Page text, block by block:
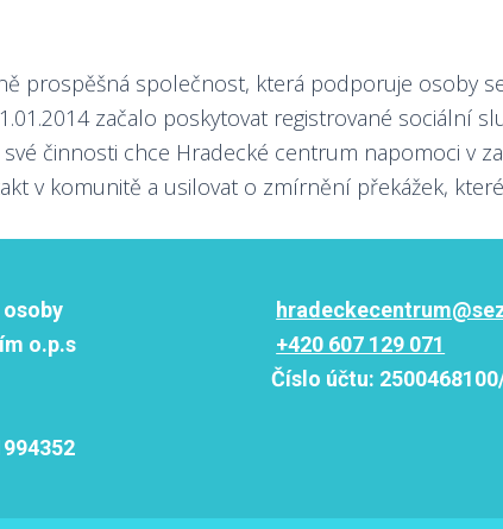
prospěšná společnost, která podporuje osoby
začalo poskytovat registrované sociální
činnosti chce Hradecké centrum napomoci v
v komunitě a usilovat o zmírnění překážek,
o.p.s
+420 607 129 071
Číslo účtu: